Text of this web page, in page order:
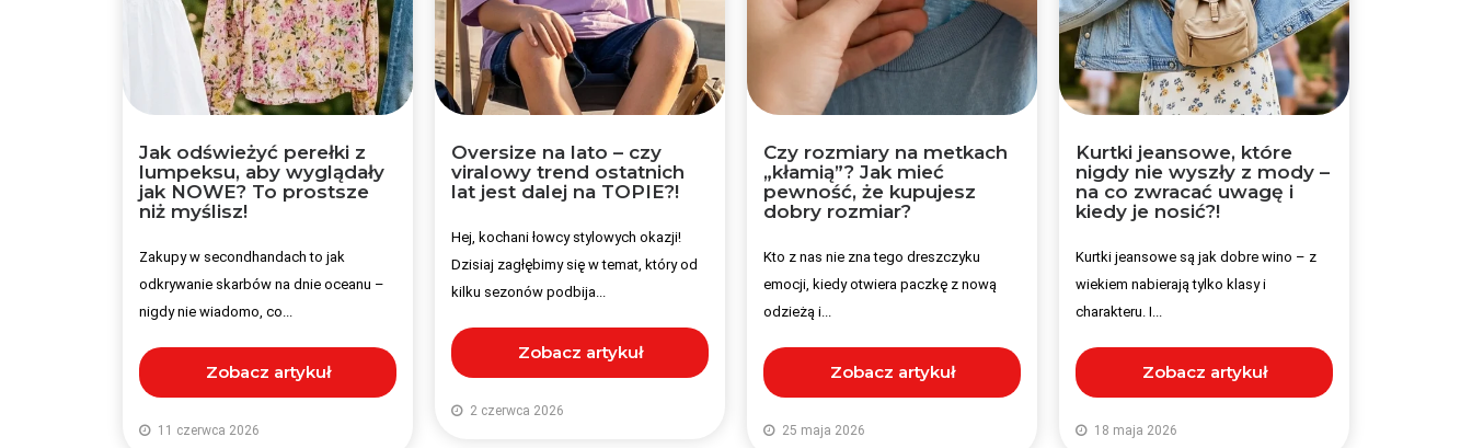
Jak odświeżyć perełki z
lumpeksu, aby wyglądały
jak NOWE? To prostsze
niż myślisz!
Zakupy w secondhandach to jak
odkrywanie skarbów na dnie oceanu –
nigdy nie wiadomo, co...
Zobacz artykuł
11 czerwca 2026
Oversize na lato – czy
viralowy trend ostatnich
lat jest dalej na TOPIE?!
Hej, kochani łowcy stylowych okazji!
Dzisiaj zagłębimy się w temat, który od
kilku sezonów podbija...
Zobacz artykuł
2 czerwca 2026
Czy rozmiary na metkach
„kłamią”? Jak mieć
pewność, że kupujesz
dobry rozmiar?
Kto z nas nie zna tego dreszczyku
emocji, kiedy otwiera paczkę z nową
odzieżą i...
Zobacz artykuł
25 maja 2026
Kurtki jeansowe, które
nigdy nie wyszły z mody –
na co zwracać uwagę i
kiedy je nosić?!
Kurtki jeansowe są jak dobre wino – z
wiekiem nabierają tylko klasy i
charakteru. I...
Zobacz artykuł
18 maja 2026